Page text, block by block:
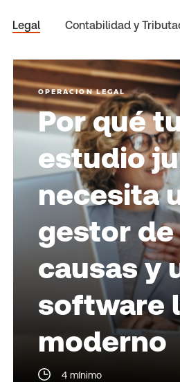
Legal Contabilidad y
OPERACION LEGAL
Por qué
estudio
necesita
gestor de
causas y
software
moderno
4 mínimo